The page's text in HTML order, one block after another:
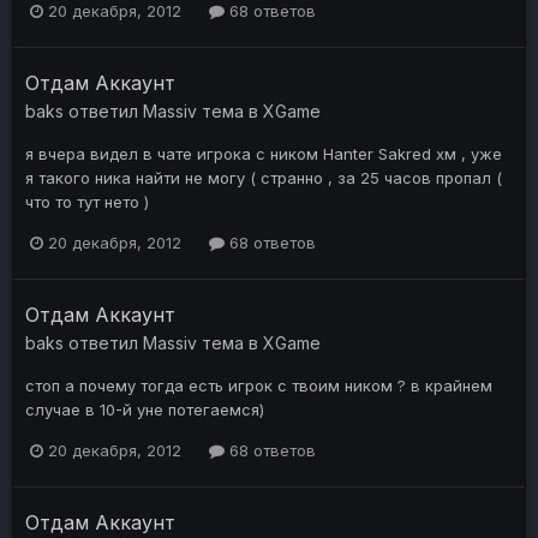
20 декабря, 2012 68 ответов
Отдам Аккаунт
baks ответил Massiv тема в XGame
я вчера видел в чате игрока с ником Hanter Sakred хм , уже
я такого ника найти не могу ( странно , за 25 часов пропал (
что то тут нето )
20 декабря, 2012 68 ответов
Отдам Аккаунт
baks ответил Massiv тема в XGame
стоп а почему тогда есть игрок с твоим ником ? в крайнем
случае в 10-й уне потегаемся)
20 декабря, 2012 68 ответов
Отдам Аккаунт